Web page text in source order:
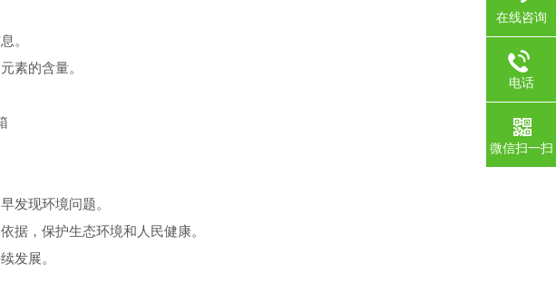
。
素的含量。
发现环境问题。
，保护生态环境和人民健康。
发展。
在线咨询
电话
微信扫一扫